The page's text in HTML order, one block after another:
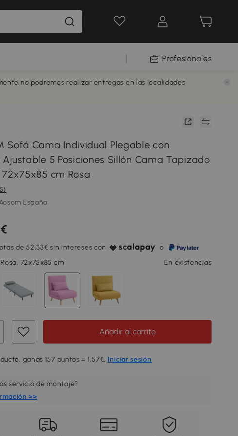
Profesionales
no podremos realizar entregas en las localidades
Sofá Cama Individual Plegable con
Ajustable 5 Posiciones Sillón Cama Tapizado
cm Rosa
España
de 52,33€ sin intereses con
o
Rosa, 72x75x85 cm En existencias
Añadir al carrito
ganas 157 puntos = 1,57€. Iniciar sesión
servicio de montaje?
>>